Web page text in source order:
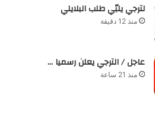
لترجي يلبّي طلب البلايلي
منذ 12 دقيقة
عاجل / الترجي يعلن رسميا …
منذ 21 ساعة